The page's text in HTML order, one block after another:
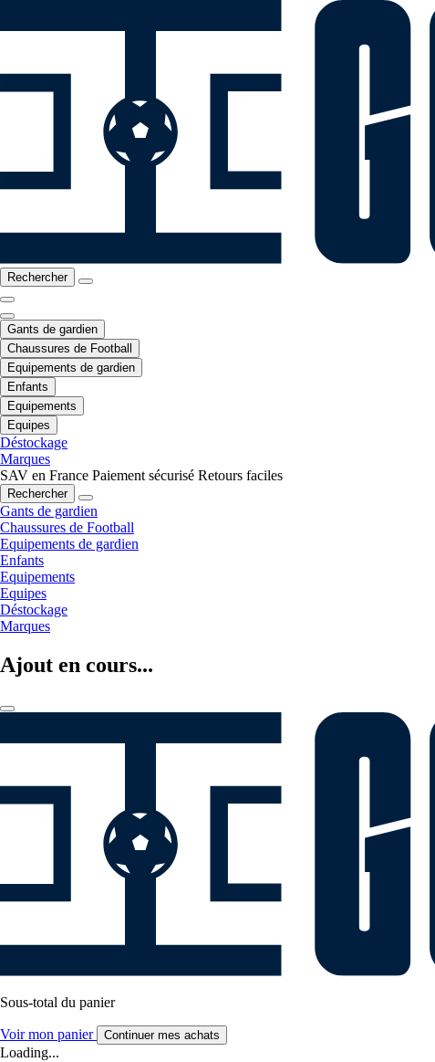
Rechercher
Gants de gardien
Chaussures de Football
Equipements de gardien
Enfants
Equipements
Equipes
Déstockage
Marques
SAV en France Paiement sécurisé Retours faciles
Rechercher
Gants de gardien
Chaussures de Football
Equipements de gardien
Enfants
Equipements
Equipes
Déstockage
Marques
Ajout en cours...
Sous-total du panier
Voir mon panier Continuer mes achats
Loading...